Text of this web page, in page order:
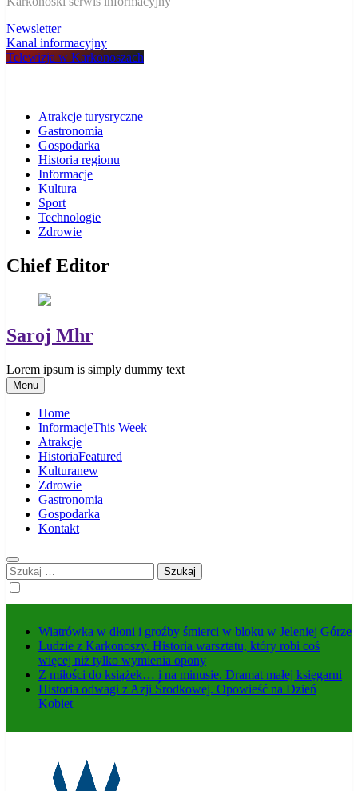
Newsletter
Kanal informacyjny
Telewizja w Karkonoszach
Atrakcje turysryczne
Gastronomia
Gospodarka
Historia regionu
Informacje
Kultura
Sport
Technologie
Zdrowie
Chief Editor
Saroj Mhr
Lorem ipsum is simply dummy text
Menu
Home
InformacjeThis Week
Atrakcje
HistoriaFeatured
Kulturanew
Zdrowie
Gastronomia
Gospodarka
Kontakt
Szukaj:
Wiatrówka w dłoni i groźby śmierci w bloku w Jeleniej Górze
Ludzie z Karkonoszy. Historia warsztatu, który robi coś
więcej niż tylko wymienia opony
Z miłości do książek… i na minusie. Dramat małej księgarni
Historia odwagi z Azji Środkowej. Opowieść na Dzień
Kobiet